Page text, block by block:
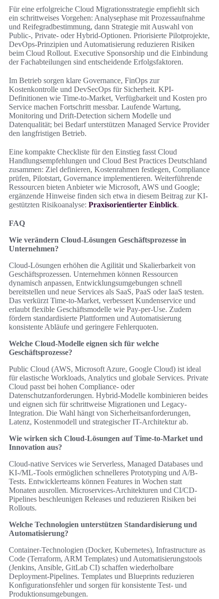
Für eine erfolgreiche Cloud Migrationsstrategie empfiehlt sich
ein schrittweises Vorgehen: Analysephase mit Prozessaufnahme
und Reifegradbestimmung, dann Strategie mit Auswahl von
Public-, Private- oder Hybrid-Optionen. Priorisierte Pilotprojekte,
DevOps-Prinzipien und Automatisierung reduzieren Risiken
beim Cloud Rollout. Executive Sponsorship und die Einbindung
der Fachabteilungen sind entscheidende Erfolgsfaktoren.
Im Betrieb sorgen klare Governance, FinOps zur
Kostenkontrolle und DevSecOps für Sicherheit. KPI-
Definitionen wie Time-to-Market, Verfügbarkeit und Kosten pro
Service machen Fortschritt messbar. Laufende Wartung,
Monitoring und Drift-Detection sichern Modelle und
Datenqualität; bei Bedarf unterstützen Managed Service Provider
den langfristigen Betrieb.
Eine kompakte Checkliste für den Einstieg fasst Cloud
Handlungsempfehlungen und Cloud Best Practices Deutschland
zusammen: Ziel definieren, Kostenrahmen festlegen, Compliance
prüfen, Pilotstart, Governance implementieren. Weiterführende
Ressourcen bieten Anbieter wie Microsoft, AWS und Google;
ergänzende Hinweise finden sich etwa in diesem Beitrag zur KI-
gestützten Risikoanalyse: Praxisorientierter Einblick.
FAQ
Wie verändern Cloud-Lösungen Geschäftsprozesse in
Unternehmen?
Cloud-Lösungen erhöhen die Agilität und Skalierbarkeit von
Geschäftsprozessen. Unternehmen können Ressourcen
dynamisch anpassen, Entwicklungsumgebungen schnell
bereitstellen und neue Services als SaaS, PaaS oder IaaS testen.
Das verkürzt Time-to-Market, verbessert Kundenservice und
erlaubt flexible Geschäftsmodelle wie Pay-per-Use. Zudem
fördern standardisierte Plattformen und Automatisierung
konsistente Abläufe und geringere Fehlerquoten.
Welche Cloud-Modelle eignen sich für welche
Geschäftsprozesse?
Public Cloud (AWS, Microsoft Azure, Google Cloud) ist ideal
für elastische Workloads, Analytics und globale Services. Private
Cloud passt bei hohen Compliance- oder
Datenschutzanforderungen. Hybrid-Modelle kombinieren beides
und eignen sich für schrittweise Migrationen und Legacy-
Integration. Die Wahl hängt von Sicherheitsanforderungen,
Latenz, Kostenmodell und strategischer IT-Architektur ab.
Wie wirken sich Cloud-Lösungen auf Time-to-Market und
Innovation aus?
Cloud-native Services wie Serverless, Managed Databases und
KI-/ML-Tools ermöglichen schnelleres Prototyping und A/B-
Tests. Entwicklerteams können Features in Wochen statt
Monaten ausrollen. Microservices-Architekturen und CI/CD-
Pipelines beschleunigen Releases und reduzieren Risiken bei
Rollouts.
Welche Technologien unterstützen Standardisierung und
Automatisierung?
Container-Technologien (Docker, Kubernetes), Infrastructure as
Code (Terraform, ARM Templates) und Automatisierungstools
(Jenkins, Ansible, GitLab CI) schaffen wiederholbare
Deployment-Pipelines. Templates und Blueprints reduzieren
Konfigurationsfehler und sorgen für konsistente Test- und
Produktionsumgebungen.